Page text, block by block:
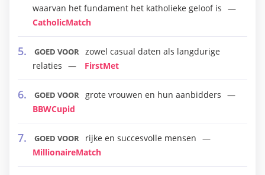
waarvan het fundament het katholieke geloof is
CatholicMatch
GOED VOOR zowel casual daten als langdurige
relaties
FirstMet
GOED VOOR grote vrouwen en hun aanbidders
BBWCupid
GOED VOOR
rijke en succesvolle mensen
MillionaireMatch